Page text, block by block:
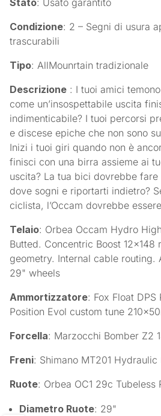
Stato: Usato garantito
Condizione: 2 – Segni di usura
trascurabili
Tipo: AllMounrtain tradizionale
Descrizione : I tuoi amici
come un’insospettabile uscita
indimenticabile? I tuoi percorsi
e discese epiche che non sono
Inizi i tuoi giri quando non è
finisci con una birra assieme ai
uscita? La tua bici dovrebbe
dove sogni e riportarti indietro?
ciclista, l’Occam dovrebbe
Telaio: Orbea Occam Hydro
Butted. Concentric Boost 12×148
geometry. Internal cable routing.
29" wheels
Ammortizzatore: Fox Float
Position Evol custom tune
Forcella: Marzocchi Bomber Z2
Freni: Shimano MT201 Hydraulic
Ruote: Orbea OC1 29c Tubeless
Diametro Ruote: 29"